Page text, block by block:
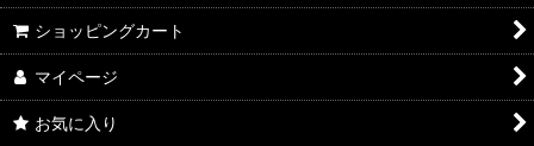
ショッピングカート
マイページ
お気に入り